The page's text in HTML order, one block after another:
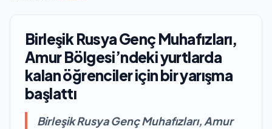
Birleşik Rusya Genç Muhafızları,
Amur Bölgesi’ndeki yurtlarda
kalan öğrenciler için bir yarışma
başlattı
Birleşik Rusya Genç Muhafızları, Amur